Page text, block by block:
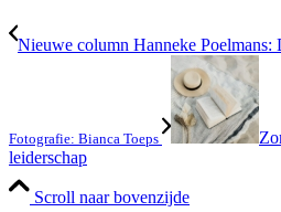
Nieuwe column Hanneke Poelmans:
Fotografie: Bianca Toeps
leiderschap
Scroll naar bovenzijde